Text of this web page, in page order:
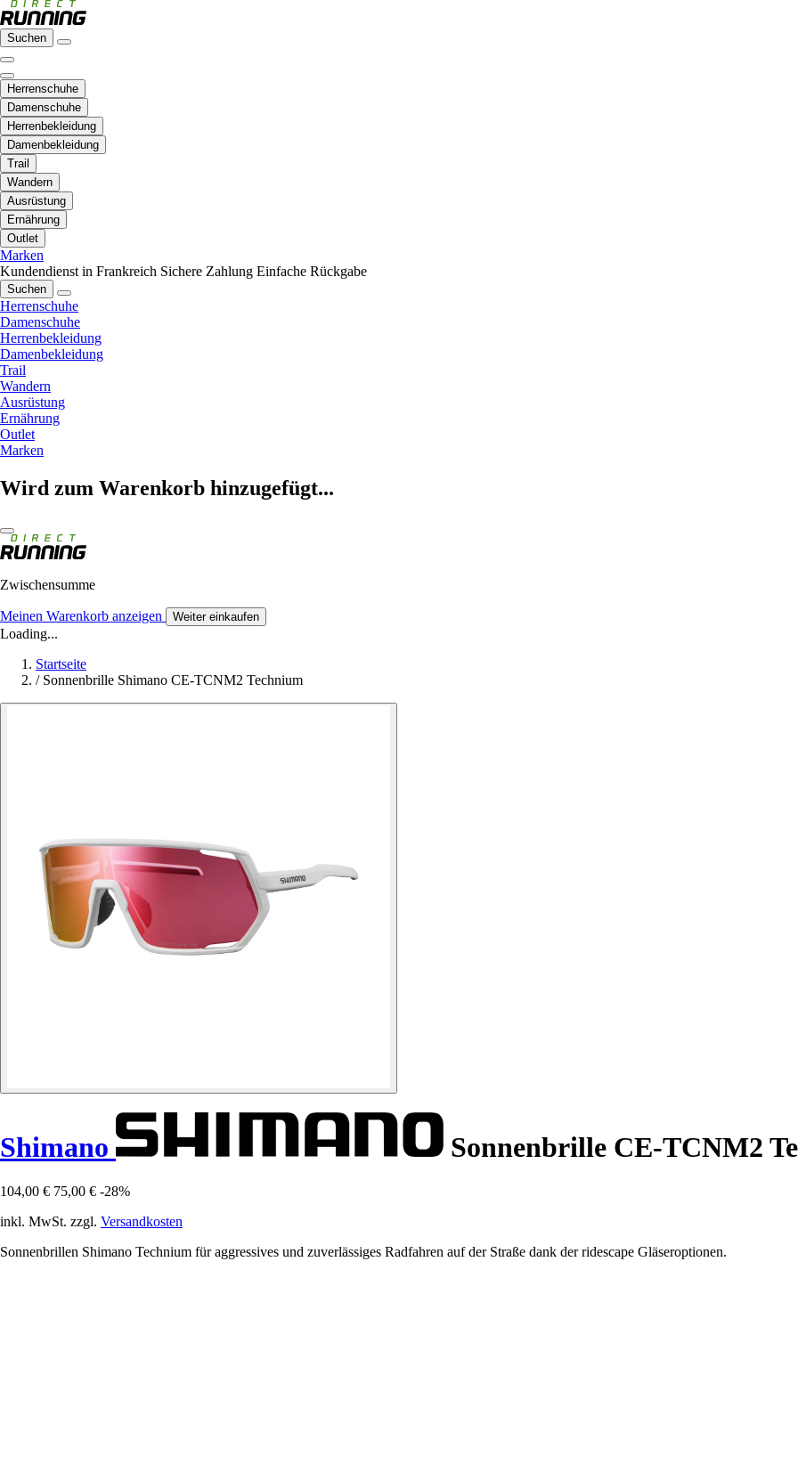
Suchen
Herrenschuhe
Damenschuhe
Herrenbekleidung
Damenbekleidung
Trail
Wandern
Ausrüstung
Ernährung
Outlet
Marken
Kundendienst in Frankreich Sichere Zahlung Einfache Rückgabe
Suchen
Herrenschuhe
Damenschuhe
Herrenbekleidung
Damenbekleidung
Trail
Wandern
Ausrüstung
Ernährung
Outlet
Marken
Wird zum Warenkorb hinzugefügt...
Zwischensumme
Meinen Warenkorb anzeigen Weiter einkaufen
Loading...
Startseite
/ Sonnenbrille Shimano CE-TCNM2 Technium
Shimano Sonnenbrille CE-TCNM2
104,00 € 75,00 € -28%
inkl. MwSt. zzgl. Versandkosten
Sonnenbrillen Shimano Technium für aggressives und zuverlässiges Radfahren auf der Straße dank der ridescape Gläseroptionen.